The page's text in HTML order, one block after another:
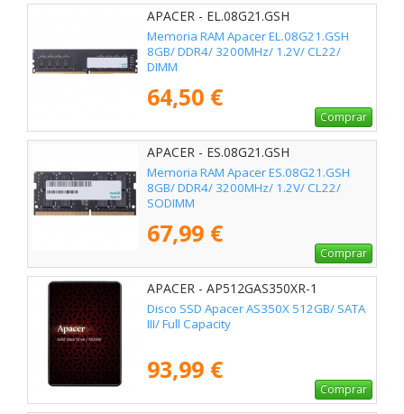
APACER - EL.08G21.GSH
Memoria RAM Apacer EL.08G21.GSH
8GB/ DDR4/ 3200MHz/ 1.2V/ CL22/
DIMM
64,50 €
Comprar
APACER - ES.08G21.GSH
Memoria RAM Apacer ES.08G21.GSH
8GB/ DDR4/ 3200MHz/ 1.2V/ CL22/
SODIMM
67,99 €
Comprar
APACER - AP512GAS350XR-1
Disco SSD Apacer AS350X 512GB/ SATA
III/ Full Capacity
93,99 €
Comprar